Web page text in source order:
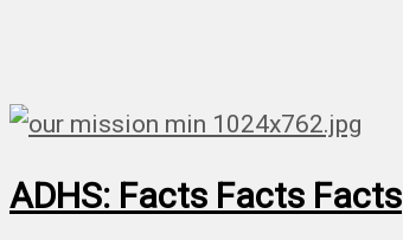
ADHS: Facts Facts Facts